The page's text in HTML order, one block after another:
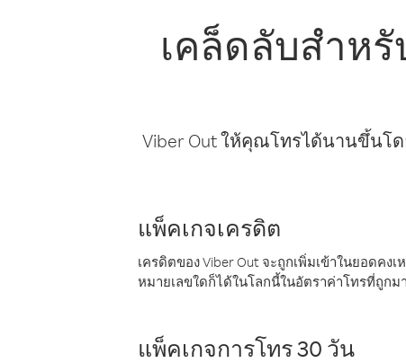
เคล็ดลับสำห
Viber Out ให้คุณโทรได้นานขึ้นโ
แพ็คเกจเครดิต
เครดิตของ Viber Out จะถูกเพิ่มเข้าในยอดค
หมายเลขใดก็ได้ในโลกนี้ในอัตราค่าโทรที่ถูกม
แพ็คเกจการโทร 30 วัน